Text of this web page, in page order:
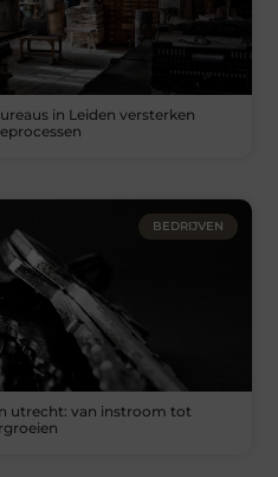
in Leiden versterken
BEDRIJVEN
utrecht: van instroom tot